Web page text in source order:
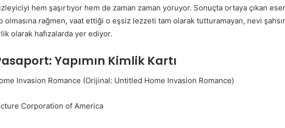
hem şaşırtıyor hem de zaman zaman yoruyor. Sonuçta ortaya çıkan
olmasına rağmen, vaat ettiği o eşsiz lezzeti tam olarak tutturamayan, nevi
olarak hafızalarda yer ediyor.
Yapımın Kimlik Kartı
Invasion Romance (Orijinal: Untitled Home Invasion Romance)
Corporation of America